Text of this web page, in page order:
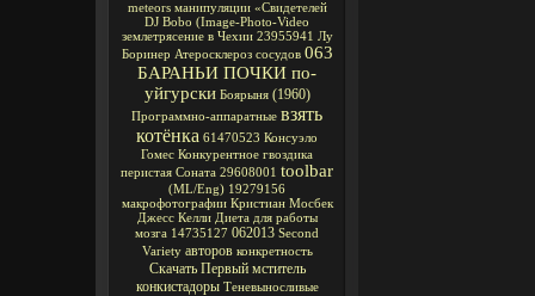
meteors манипуляции «Свидетелей
DJ Bobo (Image-Photo-Video
землетрясение в Чехии 23955941 Лу
Боринер Атеросклероз сосудов 063
БАРАНЬИ ПОЧКИ по-
уйгурски Боярыня (1960)
Программно-аппаратные взять
котёнка 61470523 Консуэло
Гомес Конкурентное гвоздика
перистая Соната 29608001 toolbar
(ML/Eng) 19279156
макрофотографии Кристиан Мосбек
Джесс Келли Диета для работы
мозга 14735127 062013 Second
Variety авторов конкретность
Скачать Первый мститель
конкистадоры Теневыносливые